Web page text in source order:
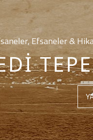
Efsaneler &